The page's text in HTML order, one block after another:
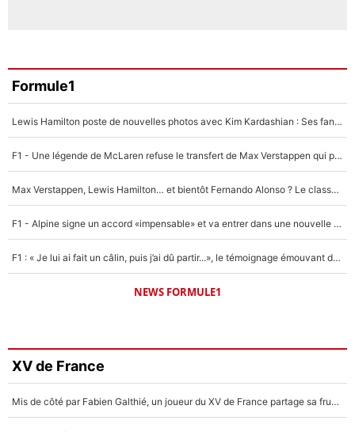
Formule1
Lewis Hamilton poste de nouvelles photos avec Kim Kardashian : Ses fans le voient déjà redevenir champion du monde de F1 grâce à elle !
F1 - Une légende de McLaren refuse le transfert de Max Verstappen qui pourrait «faire des vagues» et plomber l'ambiance dans l'équipe
Max Verstappen, Lewis Hamilton… et bientôt Fernando Alonso ? Le classement des pilotes les mieux payés en Formule 1 risque de changer !
F1 - Alpine signe un accord «impensable» et va entrer dans une nouvelle dimension : Grande nouvelle pour Pierre Gasly !
F1 : « Je lui ai fait un câlin, puis j’ai dû partir...», le témoignage émouvant de Max Verstappen sur sa fille
NEWS FORMULE1
XV de France
Mis de côté par Fabien Galthié, un joueur du XV de France partage sa frustration : «ils ne me l’ont pas dit tout de suite»